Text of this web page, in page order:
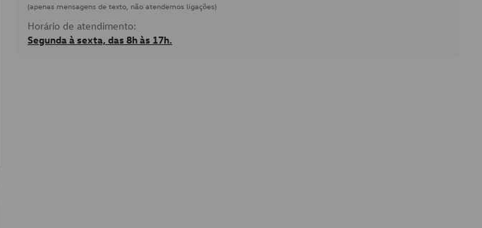
(apenas mensagens de texto, não atendemos ligações)
Horário de atendimento:
Segunda à sexta, das 8h às 17h.